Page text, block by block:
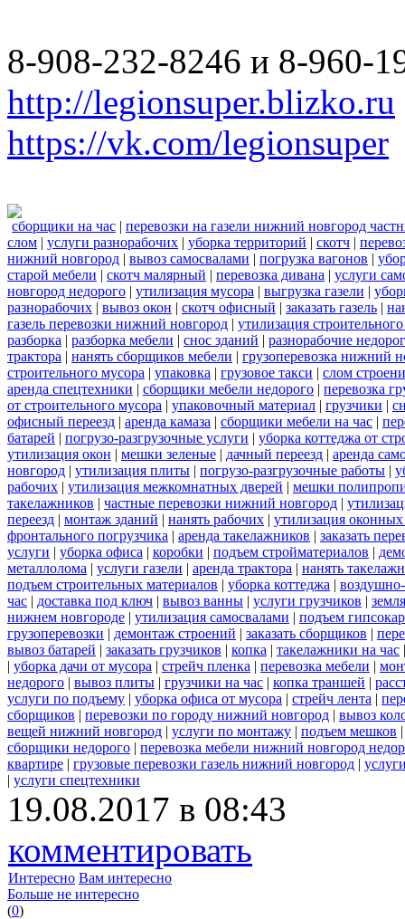
8-908-232-8246 и 8-960-
http://legionsuper.blizko.ru
https://vk.com/legionsuper
сборщики на час | перевозки на газели нижний новгород
слом | услуги разнорабочих | уборка территорий | скотч |
нижний новгород | вывоз самосвалами | погрузка вагонов |
старой мебели | скотч малярный | перевозка дивана | услуги
новгород недорого | утилизация мусора | выгрузка газели |
разнорабочих | вывоз окон | скотч офисный | заказать газель |
газель перевозки нижний новгород | утилизация
разборка | разборка мебели | снос зданий | разнорабочие
трактора | нанять сборщиков мебели | грузоперевозка нижний
строительного мусора | упаковка | грузовое такси | слом
аренда спецтехники | сборщики мебели недорого | перевозка
от строительного мусора | упаковочный материал | грузчики |
офисный переезд | аренда камаза | сборщики мебели на час |
батарей | погрузо-разгрузочные услуги | уборка коттеджа от
утилизация окон | мешки зеленые | дачный переезд | аренда
новгород | утилизация плиты | погрузо-разгрузочные работы |
рабочих | утилизация межкомнатных дверей | мешки
такелажников | частные перевозки нижний новгород |
переезд | монтаж зданий | нанять рабочих | утилизация
фронтального погрузчика | аренда такелажников | заказать
услуги | уборка офиса | коробки | подъем стройматериалов |
металлолома | услуги газели | аренда трактора | нанять
подъем строительных материалов | уборка коттеджа |
час | доставка под ключ | вывоз ванны | услуги грузчиков |
нижнем новгороде | утилизация самосвалами | подъем
грузоперевозки | демонтаж строений | заказать сборщиков |
вывоз батарей | заказать грузчиков | копка | такелажники на час
| уборка дачи от мусора | стрейч пленка | перевозка мебели |
недорого | вывоз плиты | грузчики на час | копка траншей |
услуги по подъему | уборка офиса от мусора | стрейч лента |
сборщиков | перевозки по городу нижний новгород | вывоз
вещей нижний новгород | услуги по монтажу | подъем мешков
сборщики недорого | перевозка мебели нижний новгород
квартире | грузовые перевозки газель нижний новгород |
| услуги спецтехники
19.08.2017 в 08:43
комментировать
Интересно Вам интересно
Больше не интересно
(0)